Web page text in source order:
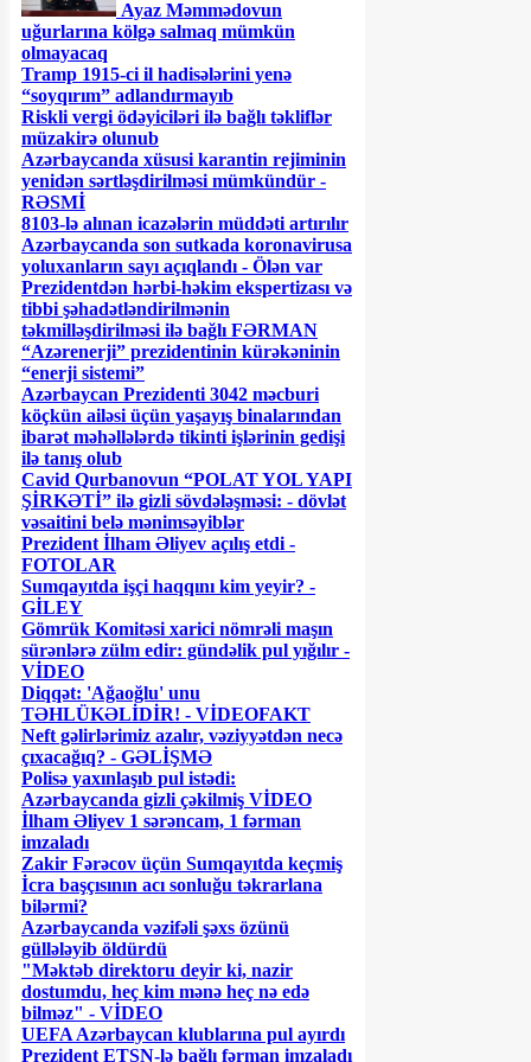
Ayaz Məmmədovun
uğurlarına kölgə salmaq mümkün
olmayacaq
Tramp 1915-ci il hadisələrini yenə
“soyqırım” adlandırmayıb
Riskli vergi ödəyiciləri ilə bağlı təkliflər
müzakirə olunub
Azərbaycanda xüsusi karantin rejiminin
yenidən sərtləşdirilməsi mümkündür -
RƏSMİ
8103-lə alınan icazələrin müddəti artırılır
Azərbaycanda son sutkada koronavirusa
yoluxanların sayı açıqlandı - Ölən var
Prezidentdən hərbi-həkim ekspertizası və
tibbi şəhadətləndirilmənin
təkmilləşdirilməsi ilə bağlı FƏRMAN
“Azərenerji” prezidentinin kürəkəninin
“enerji sistemi”
Azərbaycan Prezidenti 3042 məcburi
köçkün ailəsi üçün yaşayış binalarından
ibarət məhəllələrdə tikinti işlərinin gedişi
ilə tanış olub
Cavid Qurbanovun “POLAT YOL YAPI
ŞİRKƏTİ” ilə gizli sövdələşməsi: - dövlət
vəsaitini belə mənimsəyiblər
Prezident İlham Əliyev açılış etdi -
FOTOLAR
Sumqayıtda işçi haqqını kim yeyir? -
GİLEY
Gömrük Komitəsi xarici nömrəli maşın
sürənlərə zülm edir: gündəlik pul yığılır -
VİDEO
Diqqət: 'Ağaoğlu' unu
TƏHLÜKƏLİDİR! - VİDEOFAKT
Neft gəlirlərimiz azalır, vəziyyətdən necə
çıxacağıq? - GƏLİŞMƏ
Polisə yaxınlaşıb pul istədi:
Azərbaycanda gizli çəkilmiş VİDEO
İlham Əliyev 1 sərəncam, 1 fərman
imzaladı
Zakir Fərəcov üçün Sumqayıtda keçmiş
İcra başçısının acı sonluğu təkrarlana
bilərmi?
Azərbaycanda vəzifəli şəxs özünü
güllələyib öldürdü
"Məktəb direktoru deyir ki, nazir
dostumdu, heç kim mənə heç nə edə
bilməz" - VİDEO
UEFA Azərbaycan klublarına pul ayırdı
Prezident ETSN-lə bağlı fərman imzaladı